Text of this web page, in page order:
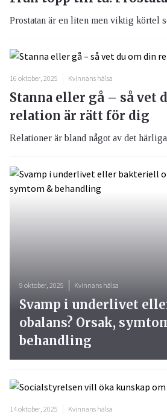
Prostatan är en liten men viktig körtel
16 oktober, 2025 Kvinnans hälsa
Stanna eller gå – så vet
relation är rätt för dig
Relationer är bland något av det
14 oktober, 2025 Kvinnans hälsa
9 oktober, 2025 Kvinnans hälsa
Svamp i underlivet
obalans? Orsak,
behandling